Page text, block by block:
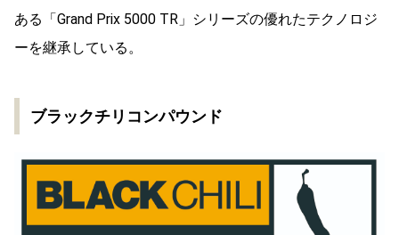
ある「Grand Prix 5000 TR」シリーズの優れたテクノロジ
ーを継承している。
ブラックチリコンパウンド